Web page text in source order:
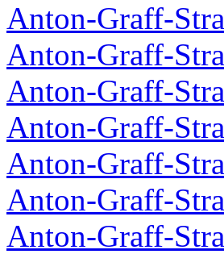
Anton-Graff-
Anton-Graff-
Anton-Graff-
Anton-Graff-
Anton-Graff-
Anton-Graff-
Anton-Graff-